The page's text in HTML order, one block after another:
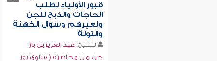
قبور الأولياء لطلب
الحاجات والذبح للجن
ولغيرهم وسؤال الكهنة
والتولة
للشيخ: عبد العزيز بن باز
جزء من محاضرة ( فتاوى نور